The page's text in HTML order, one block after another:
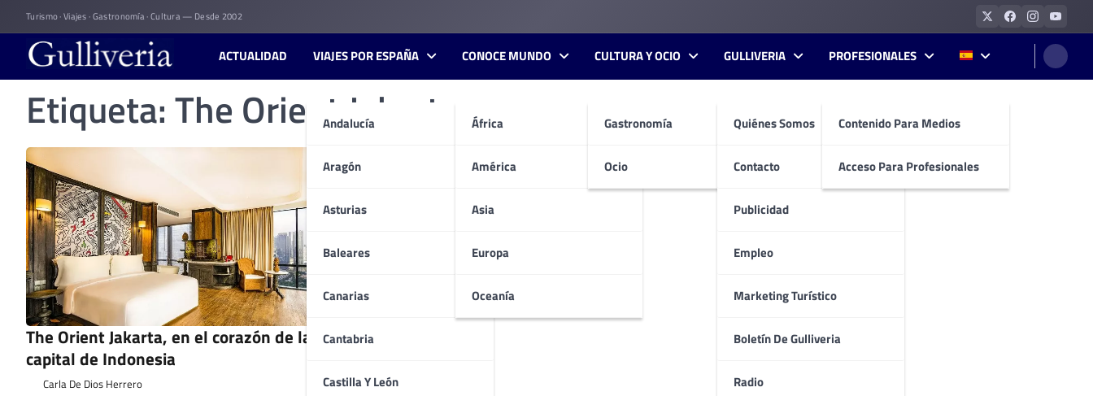
to
content
Turismo · Viajes · Gastronomía · Cultura — Desde 2002
ACTUALIDAD VIAJES POR ESPAÑA
Andalucía
Aragón
Asturias
Baleares
Canarias
Cantabria
Castilla Y León
CONOCE MUNDO
África
América
Asia
Europa
Oceanía
CULTURA Y OCIO
Gastronomía
Ocio
GULLIVERIA
Quiénes Somos
Contacto
Publicidad
Empleo
Marketing Turístico
Boletín De Gulliveria
Radio
PROFESIONALES
Contenido Para Medios
Acceso Para Profesionales
Etiqueta:The Orient Jakarta
The Orient Jakarta, en el corazón de la
capital de Indonesia
Carla De Dios Herrero